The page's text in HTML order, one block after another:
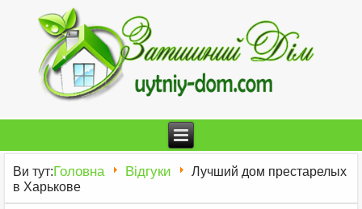
Ви тут:Головна Відгуки
Лучший дом престарелых
в Харькове